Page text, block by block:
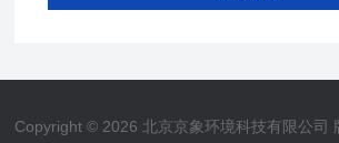
Copyright © 2026 北京京象环境科技有限公司